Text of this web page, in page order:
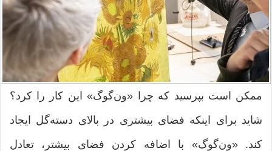
ممکن است بپرسید که چرا «ون‌گوگ» این کار را کرد؟
شاید برای اینکه فضای بیشتری در بالای دسته‌گل ایجاد
کند. «ون‌گوگ» با اضافه کردن فضای بیشتر،‌ تعادل